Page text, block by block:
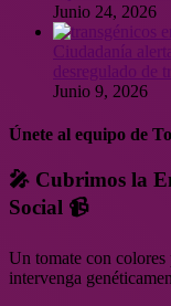
Junio 24, 2026
Ciudadanía
desregulado de
Junio 9, 2026
Únete al equipo de
🎤 Cubrimos la
Social 📹
Un tomate con
intervenga